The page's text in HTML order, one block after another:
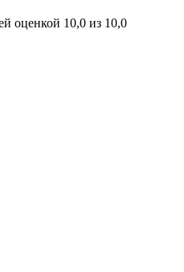
оценкой 10,0 из 10,0